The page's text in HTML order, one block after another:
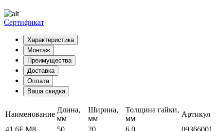
Сертификат
Характеристика
Монтаж
Преимущества
Доставка
Оплата
Ваша скидка
Наименование
Длина,
мм
Ширина,
мм
Толщина гайки,
мм
Артикул